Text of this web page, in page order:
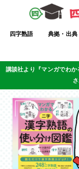
四字熟語 典拠・出典
講談社より『マンガでわ